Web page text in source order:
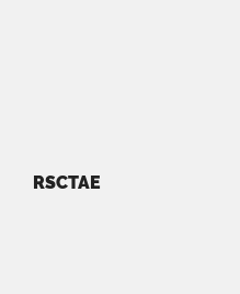
RSCTAE